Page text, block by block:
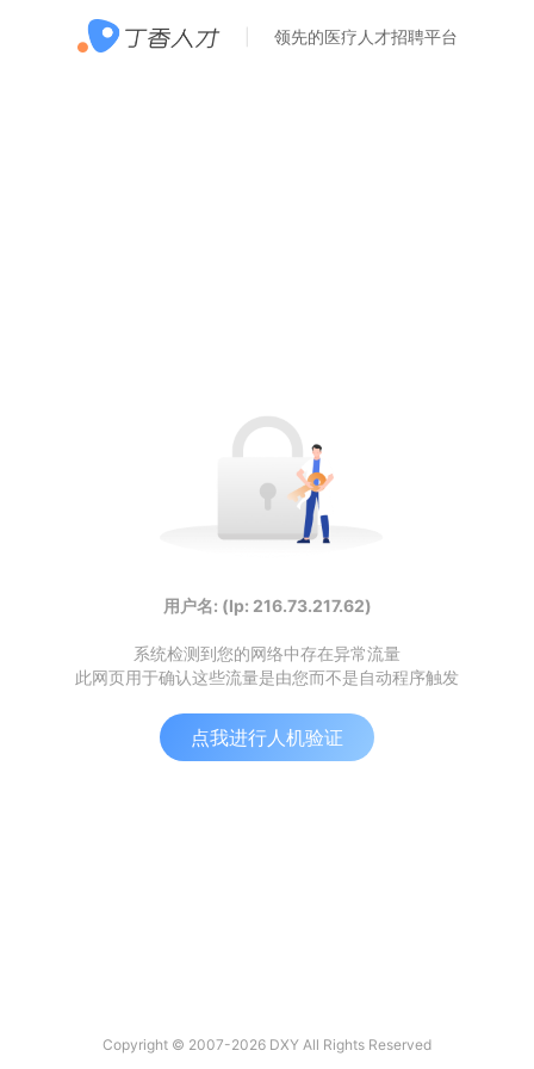
领先的医疗人才招聘平台
用户名: (Ip: 216.73.217.62)
系统检测到您的网络中存在异常流量
此网页用于确认这些流量是由您而不是自动程序触发
点我进行人机验证
Copyright © 2007-2026 DXY All Rights Reserved